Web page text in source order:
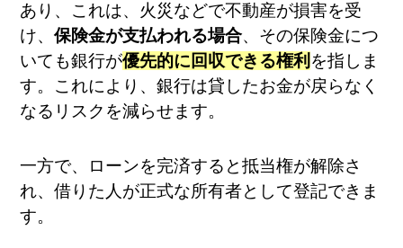
あり、これは、火災などで不動産が損害を受
け、保険金が支払われる場合、その保険金につ
いても銀行が優先的に回収できる権利 を指しま
す。これにより、銀行は貸したお金が戻らなく
なるリスクを減らせます。
一方で、ローンを完済すると抵当権が解除さ
れ、借りた人が正式な所有者として登記できま
す。